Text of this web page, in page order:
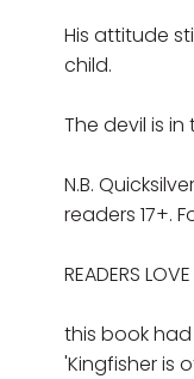
His attitude
child.
The devil is in
N.B.
readers 17+.
READERS
this book had
'Kingfisher is